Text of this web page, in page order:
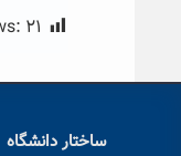
۲۱
ساختار دانشگاه